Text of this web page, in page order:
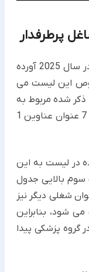
پرطرفدار
در بالا لیستی 15 تایی از مشاغل پرسود در سال 2025 آورده
این لیست می
است که 7 مورد از 15 مورد ذکر شده مربوط به
گروه شغلی پزشکی است که 5 مورد از این 7 عنوان عناوین 1
در لیست به این
بالایی جدول
دو عنوان شغلی دیگر نیز
می شود، بنابراین
گروه پزشکی پیدا